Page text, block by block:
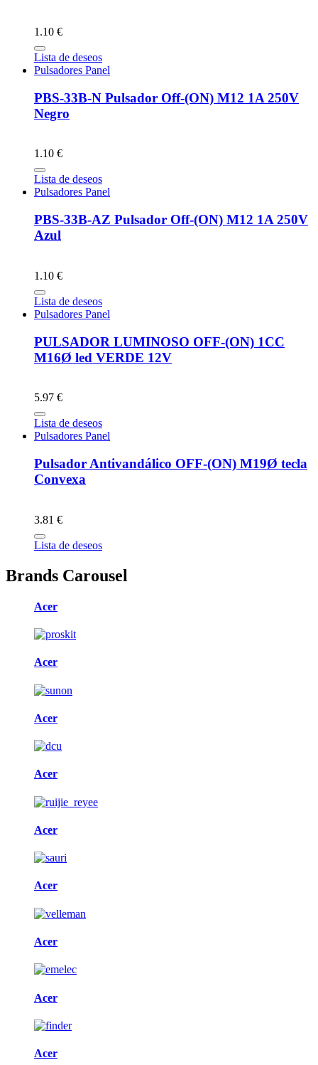
1.10 €
Lista de deseos
Pulsadores Panel
PBS-33B-N Pulsador Off-(ON) M12 1A 250V
Negro
1.10 €
Lista de deseos
Pulsadores Panel
PBS-33B-AZ Pulsador Off-(ON) M12 1A 250V
Azul
1.10 €
Lista de deseos
Pulsadores Panel
PULSADOR LUMINOSO OFF-(ON) 1CC
M16Ø led VERDE 12V
5.97 €
Lista de deseos
Pulsadores Panel
Pulsador Antivandálico OFF-(ON) M19Ø tecla
Convexa
3.81 €
Lista de deseos
Brands Carousel
Acer
Acer
Acer
Acer
Acer
Acer
Acer
Acer
Acer